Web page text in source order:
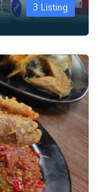
3 Listing